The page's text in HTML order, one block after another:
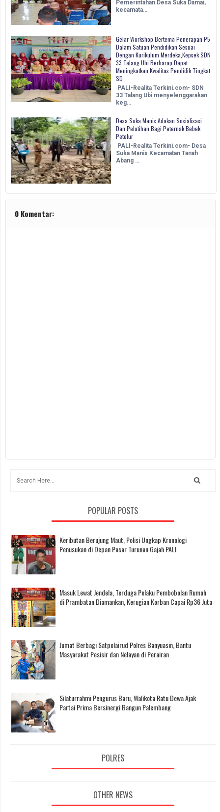
Pemerintahan Desa Suka Damai,
kecamata…
Gelar Workshop Bertema Penerapan P5
Dalam Satuan Pendidikan Sesuai
Dengan Kurikulum Merdeka,Kepsek SDN
33 Talang Ubi Berharap Dapat
Meningkatkan Kwalitas Pendidik Tingkat
SD
PALI-Realita Terkini.com- SDN
33 Talang Ubi menyelenggarakan
keg…
Desa Suka Manis Adakan Sosialisasi
Dan Pelatihan Bagi Peternak Bebek
Petelur
PALI-Realita Terkini.com- Desa
Suka Manis Kecamatan Tanah
Abang …
0 Komentar:
POPULAR POSTS
Keributan Berujung Maut, Polisi Ungkap Kronologi
Penusukan di Depan Pasar Turunan Gajah PALI
Masuk Lewat Jendela, Terduga Pelaku Pembobolan Rumah
di Prambatan Diamankan, Kerugian Korban Capai Rp36 Juta
Jumat Berbagi Satpolairud Polres Banyuasin, Bantu
Masyarakat Pesisir dan Nelayan di Perairan
Silaturrahmi Pengurus Baru, Walikota Ratu Dewa Ajak
Partai Prima Bersinergi Bangun Palembang
POLRES
OTHER NEWS